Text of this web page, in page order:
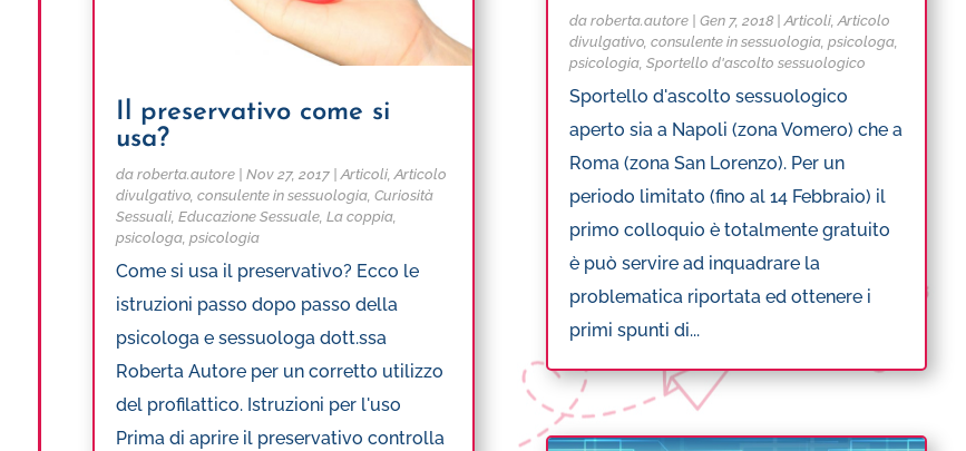
Il preservativo come si
usa?
daroberta.autore |Nov 27, 2017 |Articoli,Articolo
divulgativo,consulente in sessuologia,Curiosità
Sessuali,Educazione Sessuale,La coppia,
psicologa,psicologia
Come si usa il preservativo? Ecco le
istruzioni passo dopo passo della
psicologa e sessuologa dott.ssa
Roberta Autore per un corretto utilizzo
del profilattico. Istruzioni per l'uso
Prima di aprire il preservativo controlla
da roberta.autore| Gen 7, 2018| Articoli, Articolo
divulgativo, consulente in sessuologia, psicologa,
psicologia, Sportello d'ascolto sessuologico
Sportello d'ascolto sessuologico
aperto sia a Napoli (zona Vomero) che a
Roma (zona San Lorenzo). Per un
periodo limitato (fino al 14 Febbraio) il
primo colloquio è totalmente gratuito
è può servire ad inquadrare la
problematica riportata ed ottenere i
primi spunti di...